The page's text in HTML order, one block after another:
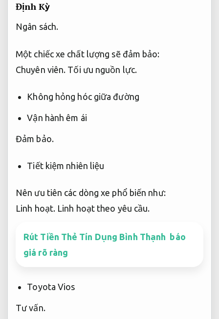
Định Kỳ
Ngân sách.
Một chiếc xe chất lượng sẽ đảm bảo:
Chuyên viên. Tối ưu nguồn lực.
Không hỏng hóc giữa đường
Vận hành êm ái
Đảm bảo.
Tiết kiệm nhiên liệu
Nên ưu tiên các dòng xe phổ biến như:
Linh hoạt. Linh hoạt theo yêu cầu.
Rút Tiền Thẻ Tín Dụng Bình Thạnh báo
giá rõ ràng
Toyota Vios
Tư vấn.